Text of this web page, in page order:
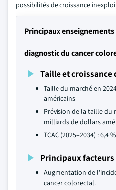
possibilités de croissance
Principaux
diagnostic du cancer
Taille et croissance
Taille du marché en
américains
Prévision de la taille du
milliards de dollars
TCAC (2025–2034) : 6,4 %
Principaux facteurs
Augmentation de
cancer colorectal.